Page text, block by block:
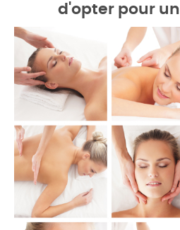
d'opter pour un